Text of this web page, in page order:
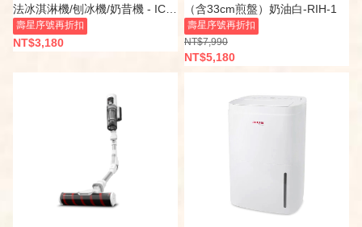
法冰淇淋機/刨冰機/奶昔機 - ICE-
FD10TW
壽星序號再折扣
NT$3,180
（含33cm煎盤）奶油白-RIH-1
壽星序號再折扣
NT$7,990
NT$5,180